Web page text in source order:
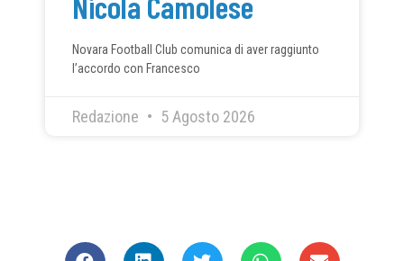
Novara Football Club comunica di aver raggiunto
l’accordo con Francesco
Redazione 5 Agosto 2026